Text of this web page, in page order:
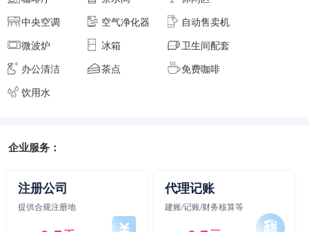
8人间
元/月/间
面积
剩余 2间
8000元/月/间
面积60㎡
中央空调
空气净化器
自动售卖机
微波炉
冰箱
卫生间配套
办公清洁
茶点
免费咖啡
饮用水
企业服务：
注册公司
提供合规注册地
代理记账
建账/记账/财务核算等